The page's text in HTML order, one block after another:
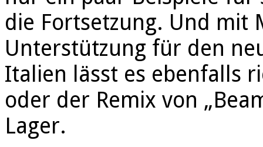
die Fortsetzung. Und mit
Unterstützung für den
Italien lässt es ebenfalls
oder der Remix von
Lager.